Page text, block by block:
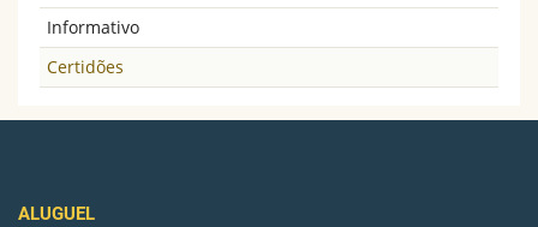
Informativo
Certidões
ALUGUEL